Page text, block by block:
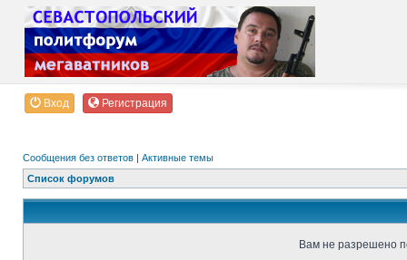
Вход Регистрация
Сообщения без ответов | Активные темы
Список форумов
Вам не разрешено